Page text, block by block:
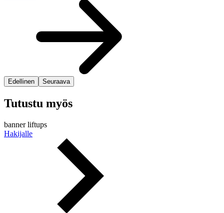
Edellinen Seuraava
Tutustu myös
banner liftups
Hakijalle